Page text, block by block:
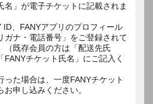
」が電子チケットに記載されま
ID、FANYアプリのプロフィール
ガナ・電話番号」をご登録されて
（既存会員の方は「配送先氏
チケット氏名」にご記入く
った場合は、一度FANYチケット
お申し込みください。